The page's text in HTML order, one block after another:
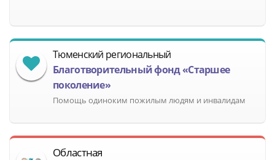
Тюменский региональный
Благотворительный фонд «Старшее
поколение»
Помощь одиноким пожилым людям и инвалидам
Областная